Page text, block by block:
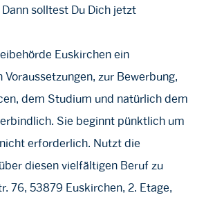
solltest Du Dich jetzt
Euskirchen ein
zur Bewerbung,
dem Studium und natürlich dem
Sie beginnt pünktlich um
erforderlich. Nutzt die
diesen vielfältigen Beruf zu
76, 53879 Euskirchen, 2. Etage,